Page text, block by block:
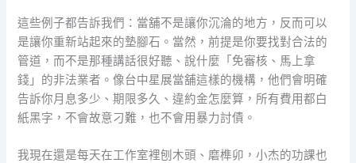
這些例子都告訴我們：當舖不是讓你沉淪的地方，反而可以
是讓你重新站起來的墊腳石。當然，前提是你要找對合法的
管道，而不是那種講話很好聽、說什麼「免審核、馬上拿
錢」的非法業者。像台中星展當舖這樣的機構，他們會明確
告訴你月息多少、期限多久、違約金怎麼算，所有費用都白
紙黑字，不會故意刁難，也不會用暴力討債。
我現在還是每天在工作室裡刨木頭、磨榫卯，小杰的功課也